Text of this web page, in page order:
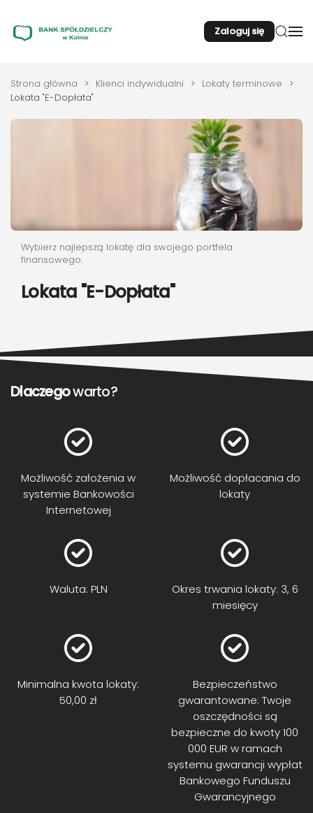
Przejdź do głównej treści
Zaloguj się
Strona główna Klienci indywidualni
Lokaty terminowe
Lokata "E-Dopłata"
Wybierz najlepszą lokatę dla swojego portfela
finansowego.
Lokata "E-Dopłata"
Dlaczegowarto?
Możliwość założenia w
systemie Bankowości
Internetowej
Możliwość dopłacania do
lokaty
Waluta: PLN
Okres trwania lokaty: 3, 6
miesięcy
Minimalna kwota lokaty:
50,00 zł
Bezpieczeństwo
gwarantowane: Twoje
oszczędności są
bezpieczne do kwoty 100
000 EUR w ramach
systemu gwarancji wypłat
Bankowego Funduszu
Gwarancyjnego